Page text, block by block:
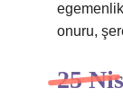
onuru,
25